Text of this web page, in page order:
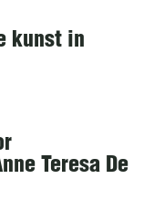
kunst in
Teresa De